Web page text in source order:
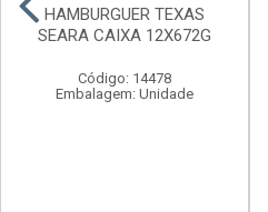
HAMBURGUER TEXAS
SEARA CAIXA 12X672G
Código: 14478
Embalagem: Unidade